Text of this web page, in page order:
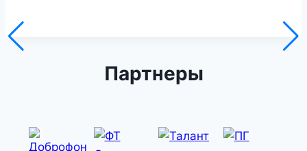
Партнеры